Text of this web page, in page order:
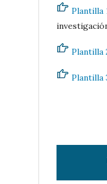
Plantilla
Plantilla
Plantilla